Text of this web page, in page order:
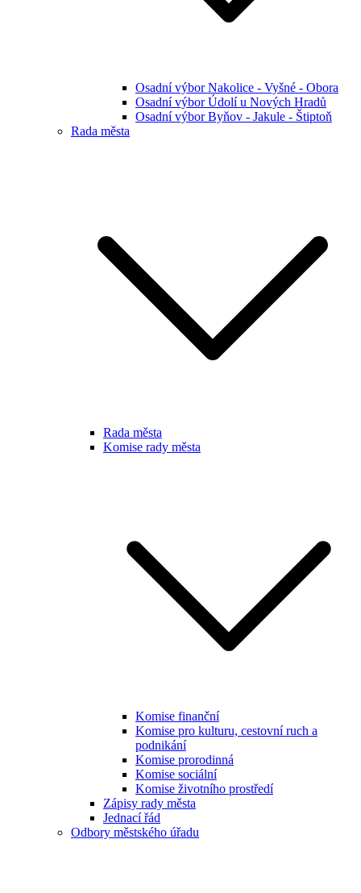
Osadní výbor Nakolice - Vyšné - Obora
Osadní výbor Údolí u Nových Hradů
Osadní výbor Byňov - Jakule - Štiptoň
Rada města
Rada města
Komise rady města
Komise finanční
Komise pro kulturu, cestovní ruch a
podnikání
Komise prorodinná
Komise sociální
Komise životního prostředí
Zápisy rady města
Jednací řád
Odbory městského úřadu